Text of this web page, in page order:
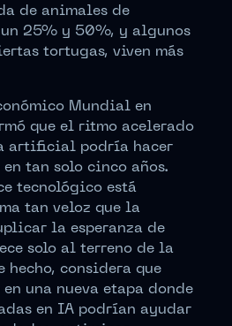
de animales de
25% y 50%, y algunos
tortugas, viven más
Mundial en
que el ritmo acelerado
artificial podría hacer
tan solo cinco años.
tecnológico está
tan veloz que la
la esperanza de
solo al terreno de la
hecho, considera que
una nueva etapa donde
en IA podrían ayudar